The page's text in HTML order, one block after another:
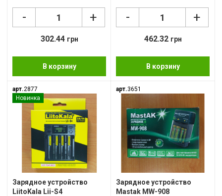
- +
302.44 грн
В корзину
- +
462.32 грн
В корзину
арт.2877
Новинка
Зарядное устройство
LiitoKala Lii-S4
арт.3651
Зарядное устройство
Mastak MW-908